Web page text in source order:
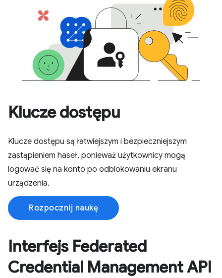
Klucze dostępu
Klucze dostępu są łatwiejszym i bezpieczniejszym
zastąpieniem haseł, ponieważ użytkownicy mogą
logować się na konto po odblokowaniu ekranu
urządzenia.
Rozpocznij naukę
Interfejs Federated
Credential Management API